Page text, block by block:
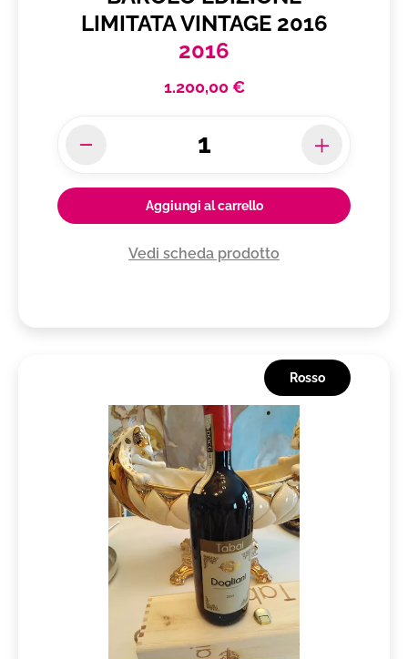
LIMITATA VINTAGE 2016
2016
1.200,00 €
Aggiungi al carrello
Vedi scheda prodotto
Rosso